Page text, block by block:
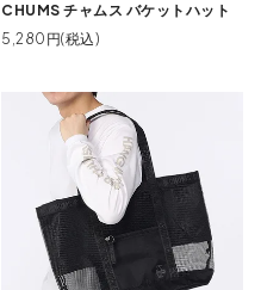
CHUMS チャムス バケットハット
5,280円(税込)